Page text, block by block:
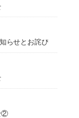
らせとお詫び
②